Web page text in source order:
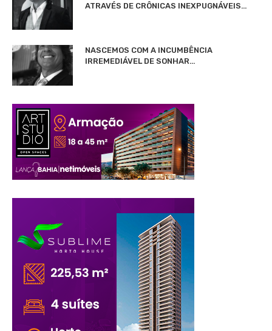
ATRAVÉS DE CRÔNICAS INEXPUGNÁVEIS…
NASCEMOS COM A INCUMBÊNCIA
IRREMEDIÁVEL DE SONHAR…